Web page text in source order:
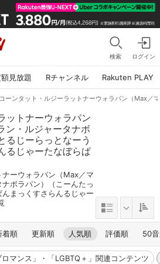
検索 ログイン
額見放題 Rチャンネル Rakuten PLAY
コーンタット・ルジーラットナーウォラパン（Max／
ットナーウォラパン
ン・ルジャータナボ
るじーらっとなーう
るじゃーたなぼらぱ
ーウォラパン（Max／マ
ボラパン）（こーんたっ
まっくすさらんるじゃー
着順 更新順 人気順 評価順 50
ロマンス」・「LGBTQ＋」関連コンテンツ